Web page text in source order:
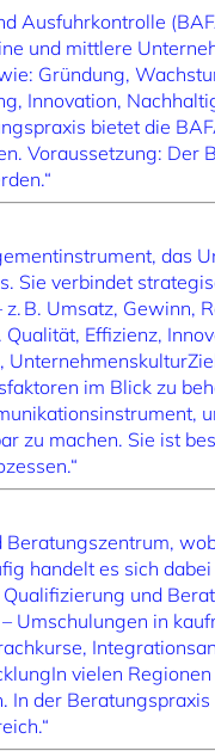
Ausfuhrkontrolle
und mittlere
Gründung,
Innovation,
bietet die
Voraussetzung: Der
das
Sie verbindet
B. Umsatz, Gewinn,
Effizienz,
im Blick zu
zu machen. Sie ist
handelt es sich
und
in
vielen
der